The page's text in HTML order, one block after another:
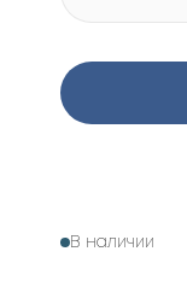
В наличии